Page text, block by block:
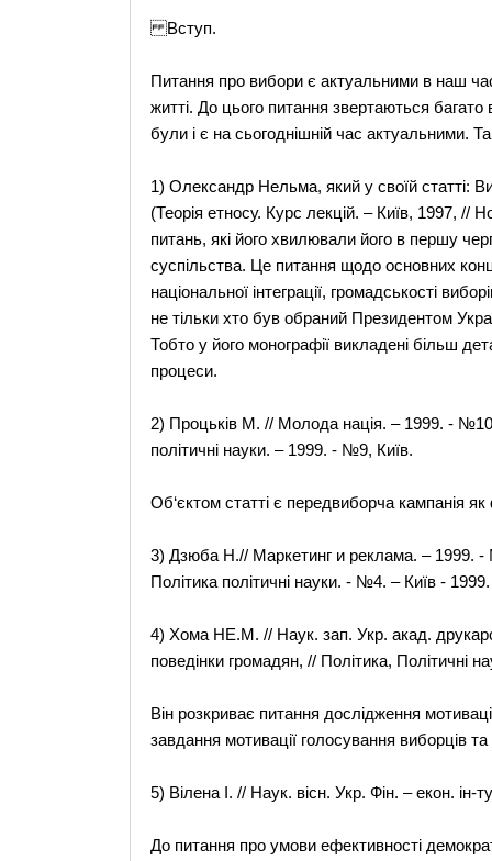
Вступ.
Питання про вибори є актуальними в наш
житті. До цього питання звертаються багато
були і є на сьогоднішній час актуальними.
1) Олександр Нельма, який у своїй статті:
(Теорія етносу. Курс лекцій. – Київ, 1997, //
питань, які його хвилювали його в першу
суспільства. Це питання щодо основних
національної інтеграції, громадськості
не тільки хто був обраний Президентом
Тобто у його монографії викладені більш
процеси.
2) Процьків М. // Молода нація. – 1999. - №10.
політичні науки. – 1999. - №9, Київ.
Об‘єктом статті є передвиборча кампанія як
3) Дзюба Н.// Маркетинг и реклама. – 1999. -
Політика політичні науки. - №4. – Київ - 1999.
4) Хома НЕ.М. // Наук. зап. Укр. акад.
поведінки громадян, // Політика, Політичні
Він розкриває питання дослідження
завдання мотивації голосування виборців
5) Вілена І. // Наук. вісн. Укр. Фін. – екон.
До питання про умови ефективності